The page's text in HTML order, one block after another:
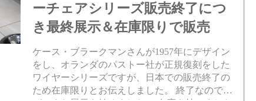
ーチェアシリーズ販売終了につ
き最終展示＆在庫限りで販売
ケース・ブラークマンさんが1957年にデザイン
をし、オランダのパストー社が正規復刻をした
ワイヤーシリーズですが、日本での販売終了の
ため在庫限りとお伝えしました。 終了なのです